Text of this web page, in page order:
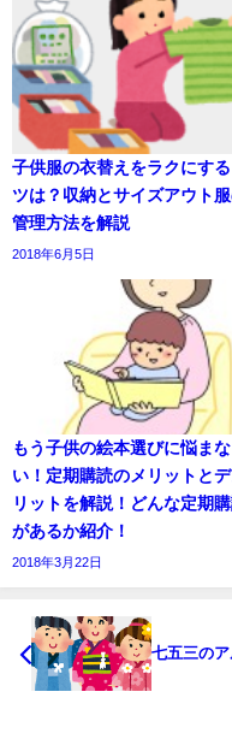
子供服の衣替えをラクにする
ツは？収納とサイズアウト
管理方法を解説
2018年6月5日
もう子供の絵本選びに悩まな
い！定期購読のメリットとデ
リットを解説！どんな定期
があるか紹介！
2018年3月22日
七五三のア